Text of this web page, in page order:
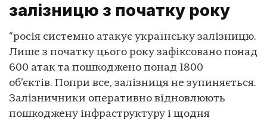
залізницю з початку року
“росія системно атакує українську залізницю.
Лише з початку цього року зафіксовано понад
600 атак та пошкоджено понад 1800
об’єктів. Попри все, залізниця не зупиняється.
Залізничники оперативно відновлюють
пошкоджену інфраструктуру і щодня